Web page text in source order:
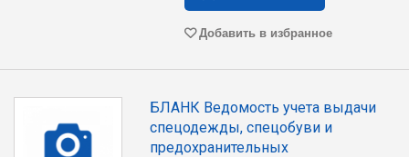
Добавить в избранное
БЛАНК Ведомость учета выдачи
спецодежды, спецобуви и
предохранительных